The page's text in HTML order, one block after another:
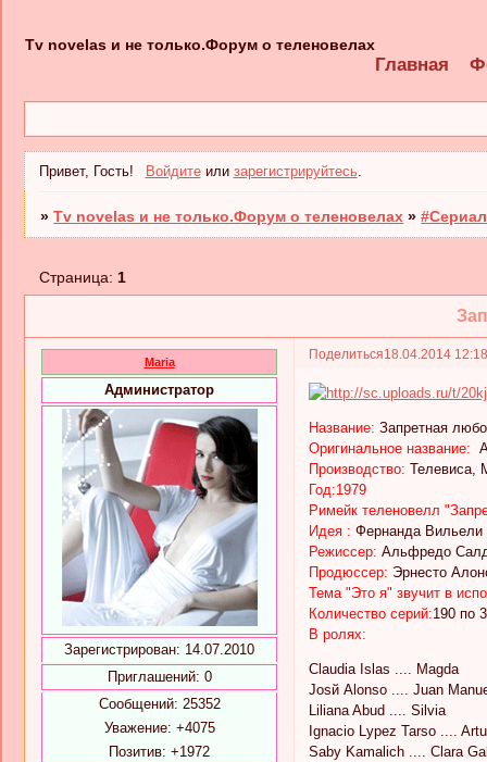
Tv novelas и не только.Форум о теленовелах
Главная
Привет, Гость! Войдитеили зарегистрируйтесь.
»Tv novelas и не только.Форум о теленовелах »
Страница:1
Поделиться18.04.2014
Maria
Администратор
Зарегистрирован: 14.07.2010
Приглашений: 0
Сообщений: 25352
Уважение: +4075
Позитив: +1972
Название: Запретная
Оригинальное название:
Производство: Телевиса,
Год:1979
Римейк теленовелл
Идея : Фернанда Вильели
Режиссер: Альфредо
Продюссер: Эрнесто
Тема "Это я" звучит в
Количество серий:190 по
В ролях:
Claudia Islas .... Magda
Josй Alonso .... Juan
Liliana Abud .... Silvia
Ignacio Lуpez Tarso ....
Saby Kamalich .... Clara